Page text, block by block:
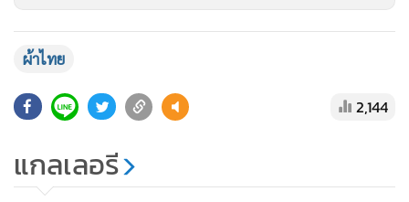
น.ส.อนุชฎา ชูเกลี้ยงในฐานะผู้ได้รับรางวัลชนะเลิศ เล่าว่า เธอมี
พื้นเพอยู่ทางภาคใต้ และทุกวันจะเห็นเทือกเขาบรรทัด ซึ่งเป็น
ด้วยสีธรรมชาติ มาผสมผสานกับผ้าไหม ผ้าไทยอื่นๆ โดยจะเน้นสี
โดยจะปักไหมย้อมสีธรรมชาติเป็นรูปภูเขาแต่ไม่ใช่ภูเขา คือ จะ
เน้นศิลปะ ไม่ได้เน้นสวยงาม อย่างไรก็ตาม เมื่อทำเสร็จแล้วจะ
ผ้าไทย
2,144
แกลเลอรี